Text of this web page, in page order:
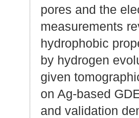
pores and the
measurements
hydrophobic
by hydrogen
given
on Ag-based
and validation